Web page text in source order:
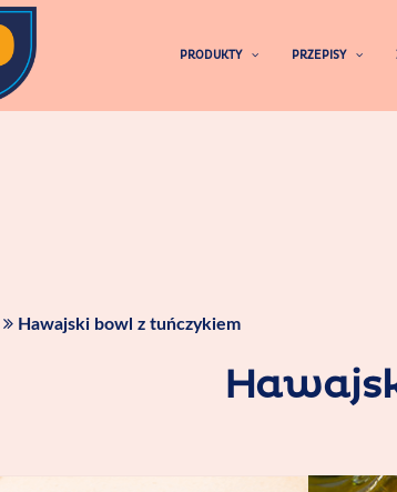
PRODUKTY PRZEPISY
Hawajski bowl z tuńczykiem